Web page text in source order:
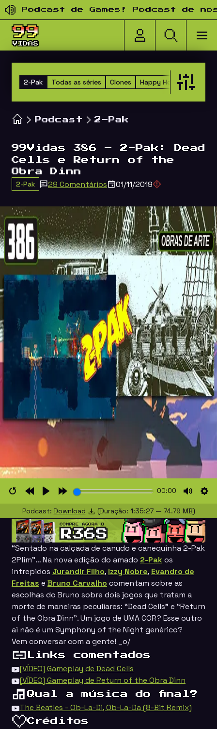
Pular para o conteúdode Games! Podcast de
Todas as séries Clones Happy Hour dos Amigos
2-Pak
Podcast 2-Pak
99Vidas 386 – 2-Pak: Dead
Cells e Return of the
Obra Dinn
2-Pak 29 Comentários 01/11/2019
RestartRewind
10s
PlayForward
10s
00:00
Mute
Podcast: Download (Duração: 1:35:27 — 74.79 MB)
“Sentado na calçada de canudo e canequinha 2-Pak
2Plim”… Na nova edição do amado 2-Pakos
intrepidos Jurandir Filho, Izzy Nobre, Evandro de
Freitas e Bruno Carvalho comentam sobre as
escolhas do Bruno sobre dois jogos que tratam a
morte de maneiras peculiares: “Dead Cells” e “Return
of the Obra Dinn”. Um jogo de UMA COR? Esse outro
ai não é um Symphony of the Night genérico?
Vem conversar com a gente! _o/
Links comentados
[VÍDEO] Gameplay de Dead Cells
[VÍDEO] Gameplay de Return of the Obra Dinn
Qual a música do final?
The Beatles - Ob-La-Di, Ob-La-Da (8-Bit Remix)
Créditos